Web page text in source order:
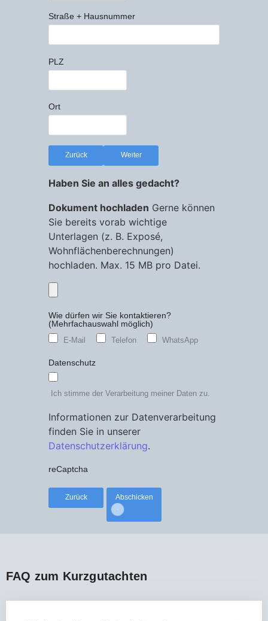
Straße + Hausnummer
PLZ
Ort
Zurück Weiter
Haben Sie an alles gedacht?
Dokument hochladen Gerne können
Sie bereits vorab wichtige
Unterlagen (z. B. Exposé,
Wohnflächenberechnungen)
hochladen. Max. 15 MB pro Datei.
Wie dürfen wir Sie kontaktieren?
(Mehrfachauswahl möglich)
E-Mail Telefon WhatsApp
Datenschutz
Ich stimme der Verarbeitung meiner Daten zu.
Informationen zur Datenverarbeitung
finden Sie in unserer
Datenschutzerklärung.
reCaptcha
Zurück Abschicken
FAQ zum Kurzgutachten